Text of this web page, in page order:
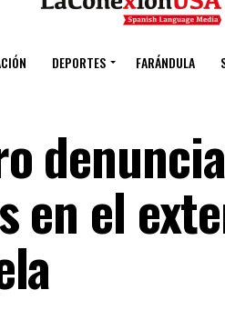
DEPORTES FARÁNDULA
denuncia
en el